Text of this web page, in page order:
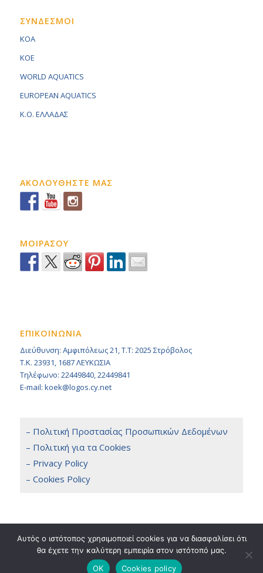
ΣΥΝΔΕΣΜΟΙ
KOA
KOE
WORLD AQUATICS
EUROPEAN AQUATICS
K.O. ΕΛΛΑΔΑΣ
ΑΚΟΛΟΥΘΗΣΤΕ ΜΑΣ
ΜΟΙΡΑΣΟΥ
ΕΠΙΚΟΙΝΩΝΙΑ
Διεύθυνση: Αμφιπόλεως 21, Τ.Τ: 2025 Στρόβολος
Τ.Κ. 23931, 1687 ΛΕΥΚΩΣΙΑ
Τηλέφωνο: 22449840, 22449841
E-mail: koek@logos.cy.net
– Πολιτική Προστασίας Προσωπικών Δεδομένων
– Πολιτική για τα Cookies
– Privacy Policy
– Cookies Policy
Copyright 2014 © KOEK, All Rights Reserved. / Powered byNETinfo Plc
Αυτός ο ιστότοπος χρησιμοποιεί cookies για να διασφαλίσει ότι
θα έχετε την καλύτερη εμπειρία στον ιστότοπό μας.
OK
Cookies policy